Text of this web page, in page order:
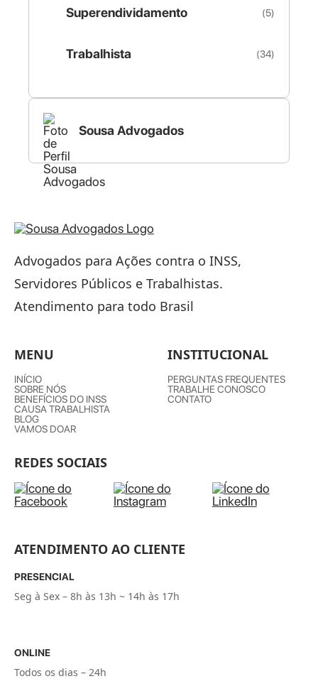
Superendividamento (5)
Trabalhista (34)
Sousa Advogados
Advogados para Ações contra o INSS,
Servidores Públicos e Trabalhistas.
Atendimento para todo Brasil
MENU
INÍCIO
SOBRE NÓS
BENEFÍCIOS DO INSS
CAUSA TRABALHISTA
BLOG
VAMOS DOAR
INSTITUCIONAL
PERGUNTAS FREQUENTES
TRABALHE CONOSCO
CONTATO
REDES SOCIAIS
ATENDIMENTO AO CLIENTE
PRESENCIAL
Seg à Sex – 8h às 13h ~ 14h às 17h
ONLINE
Todos os dias – 24h